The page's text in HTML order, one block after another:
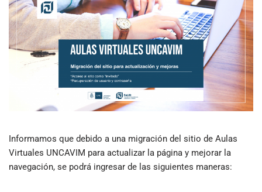
Informamos que debido a una migración del sitio de Aulas
Virtuales UNCAVIM para actualizar la página y mejorar la
navegación, se podrá ingresar de las siguientes maneras: